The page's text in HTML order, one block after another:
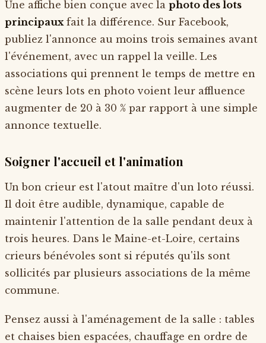
Une affiche bien conçue avec la photo des lots
principaux fait la différence. Sur Facebook,
publiez l'annonce au moins trois semaines avant
l'événement, avec un rappel la veille. Les
associations qui prennent le temps de mettre en
scène leurs lots en photo voient leur affluence
augmenter de 20 à 30 % par rapport à une simple
annonce textuelle.
Soigner l'accueil et l'animation
Un bon crieur est l'atout maître d'un loto réussi.
Il doit être audible, dynamique, capable de
maintenir l'attention de la salle pendant deux à
trois heures. Dans le Maine-et-Loire, certains
crieurs bénévoles sont si réputés qu'ils sont
sollicités par plusieurs associations de la même
commune.
Pensez aussi à l'aménagement de la salle : tables
et chaises bien espacées, chauffage en ordre de